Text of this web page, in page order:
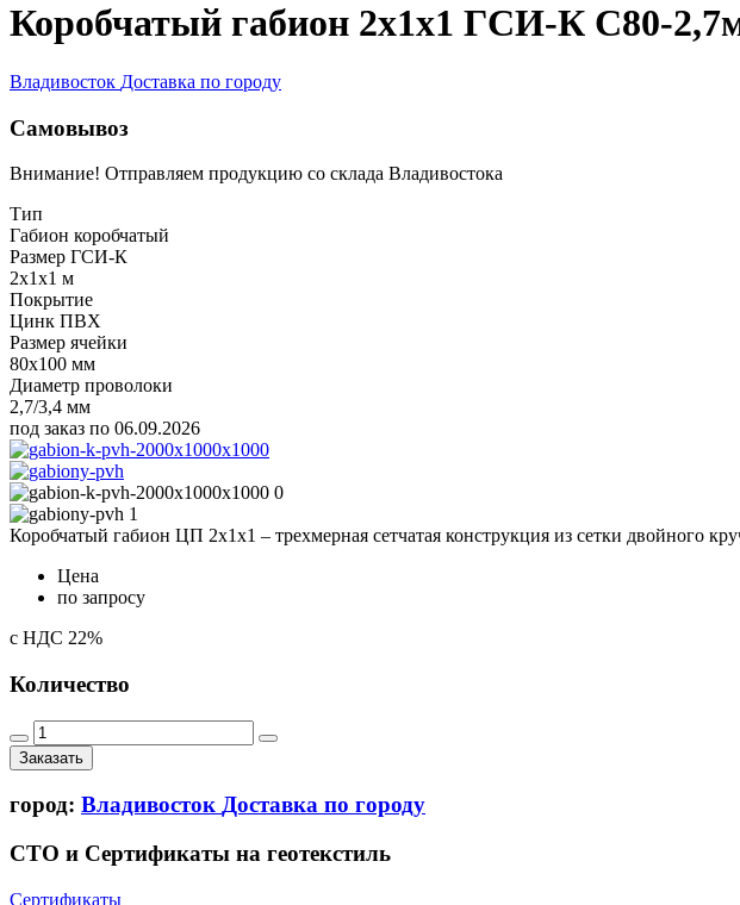
Коробчатый габион 2х1х1 ГСИ-К С80-
Владивосток Доставка по городу
Самовывоз
Внимание! Отправляем продукцию со склада Владивостока
Тип
Габион коробчатый
Размер ГСИ-К
2x1x1 м
Покрытие
Цинк ПВХ
Размер ячейки
80x100 мм
Диаметр проволоки
2,7/3,4 мм
под заказ по 06.09.2026
Коробчатый габион ЦП 2х1х1 – трехмерная сетчатая конструкция из сетки двойного
Цена
по запросу
с НДС 22%
Количество
Заказать
город: Владивосток Доставка по городу
СТО и Сертификаты на геотекстиль
Сертификаты